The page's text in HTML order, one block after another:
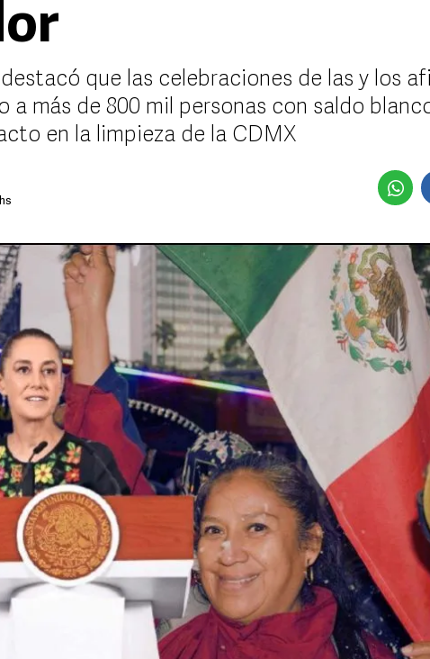
que las celebraciones de las y los
a más de 800 mil personas con saldo
en la limpieza de la CDMX